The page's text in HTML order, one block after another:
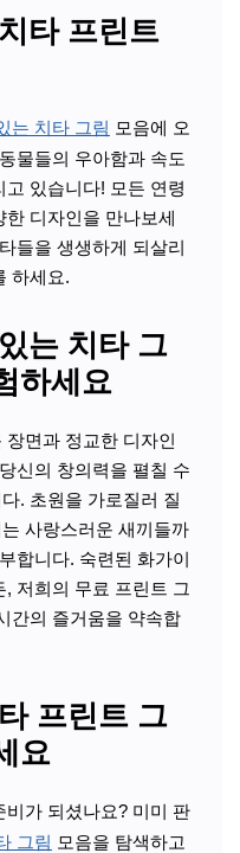
타 프린트
는 치타 그림 모음에 오
물들의 우아함과 속도
있습니다! 모든 연령
디자인을 만나보세
들을 생생하게 되살리
하세요.
는 치타 그
하세요
면과 정교한 디자인
신의 창의력을 펼칠 수
. 초원을 가로질러 질
사랑스러운 새끼들까
합니다. 숙련된 화가이
저희의 무료 프린트 그
간의 즐거움을 약속합
프린트 그
요
가 되셨나요? 미미 판
그림 모음을 탐색하고